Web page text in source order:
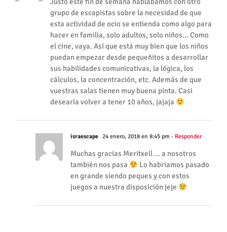
grupo de escapistas sobre la necesidad de que
esta actividad de ocio se entienda como algo para
hacer en familia, solo adultos, solo niños… Como
el cine, vaya. Así que está muy bien que los niños
puedan empezar desde pequeñitos a desarrollar
sus habilidades comunicativas, la lógica, los
cálculos, la concentración, etc. Además de que
vuestras salas tienen muy buena pinta. Casi
desearía volver a tener 10 años, jajaja
israescape 24 enero, 2018 en 8:45 pm - Responder
Muchas gracias Meritxell … a nosotros
también nos pasa
Lo habriamos pasado
en grande siendo peques y con estos
juegos a nuestra disposición jeje